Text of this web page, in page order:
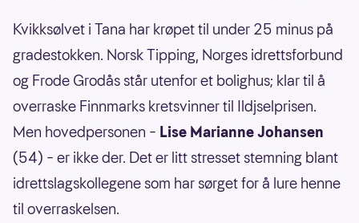
Kvikksølvet i Tana har krøpet til under 25 minus på
gradestokken. Norsk Tipping, Norges idrettsforbund
og Frode Grodås står utenfor et bolighus; klar til å
overraske Finnmarks kretsvinner til Ildjselprisen.
Men hovedpersonen – Lise Marianne Johansen
(54) – er ikke der. Det er litt stresset stemning blant
idrettslagskollegene som har sørget for å lure henne
til overraskelsen.